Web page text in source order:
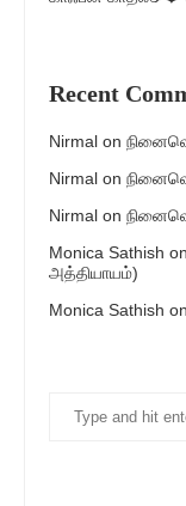
Recent
Nirmal on
Nirmal on
Nirmal on
Monica Sathish on
அத்தியாயம்)
Monica Sathish on